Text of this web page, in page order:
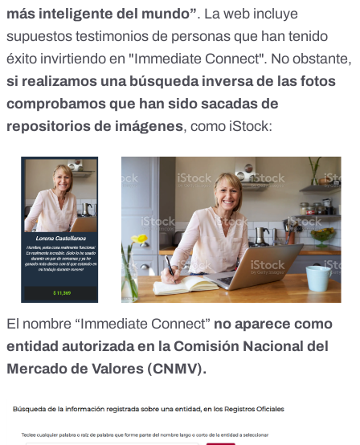
más inteligente del mundo”. La web incluye
supuestos testimonios de personas que han tenido
éxito invirtiendo en "Immediate Connect". No obstante,
si realizamos una búsqueda inversa de las fotos
comprobamos que han sido sacadas de
repositorios de imágenes, como iStock:
El nombre “Immediate Connect” no aparece como
entidad autorizada en la Comisión Nacional del
Mercado de Valores (CNMV).